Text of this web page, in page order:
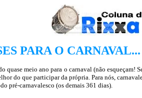
PARA O
quase meio ano para o carnaval (não
do que participar da própria. Para nós,
pré-carnavalesco (os demais 361 dias).